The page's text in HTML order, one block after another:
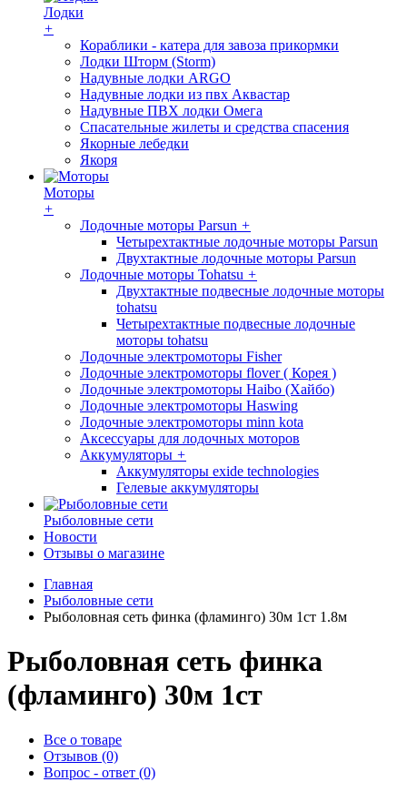
Лодки
+
Кораблики - катера для завоза прикормки
Лодки Шторм (Storm)
Надувные лодки ARGO
Надувные лодки из пвх Аквастар
Надувные ПВХ лодки Омега
Спасательные жилеты и средства спасения
Якорные лебедки
Якоря
Моторы
+
Лодочные моторы Parsun +
Четырехтактные лодочные моторы Parsun
Двухтактные лодочные моторы Parsun
Лодочные моторы Tohatsu +
Двухтактные подвесные лодочные моторы
tohatsu
Четырехтактные подвесные лодочные
моторы tohatsu
Лодочные электромоторы Fisher
Лодочные электромоторы flover ( Корея )
Лодочные электромоторы Haibo (Хайбо)
Лодочные электромоторы Haswing
Лодочные электромоторы minn kota
Аксессуары для лодочных моторов
Аккумуляторы +
Аккумуляторы exide technologies
Гелевые аккумуляторы
Рыболовные сети
Новости
Отзывы о магазине
Главная
Рыболовные сети
Рыболовная сеть финка (фламинго) 30м 1ст 1.8м
Рыболовная сеть финка
(фламинго) 30м 1ст
Все о товаре
Отзывов (0)
Вопрос - ответ (0)